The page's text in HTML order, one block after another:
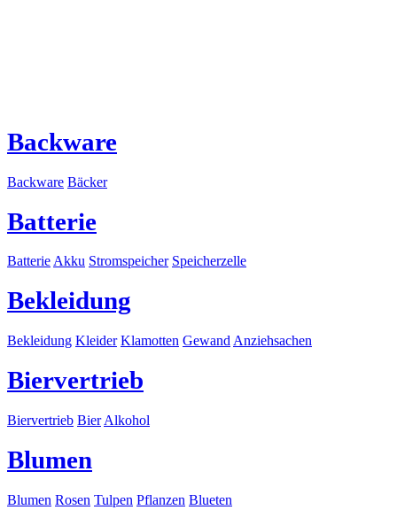
Backware
Backware Bäcker
Batterie
BatterieAkku Stromspeicher Speicherzelle
Bekleidung
Bekleidung Kleider Klamotten Gewand Anziehsachen
Biervertrieb
Biervertrieb Bier Alkohol
Blumen
Blumen Rosen Tulpen Pflanzen Blueten